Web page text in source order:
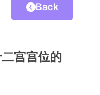
Back
宫宫位的